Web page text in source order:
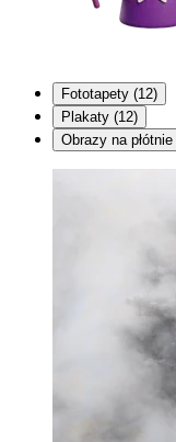
Fototapety (12)
Plakaty (12)
Obrazy na płótnie